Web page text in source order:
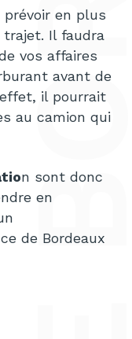
en plus
trajet. Il faudra
vos affaires
avant de
il pourrait
au camion qui
n sont donc
en
de Bordeaux